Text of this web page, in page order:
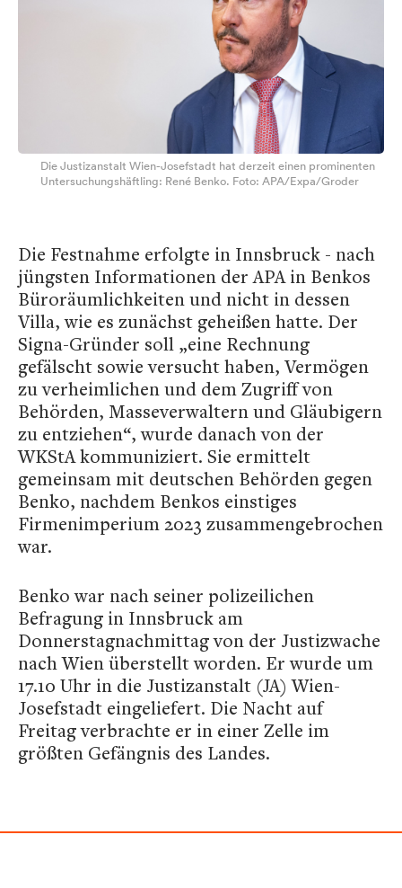
Die Justizanstalt Wien-Josefstadt hat derzeit einen prominenten
Untersuchungshäftling: René Benko. Foto: APA/Expa/Groder
Die Festnahme erfolgte in Innsbruck - nach
jüngsten Informationen der APA in Benkos
Büroräumlichkeiten und nicht in dessen
Villa, wie es zunächst geheißen hatte. Der
Signa-Gründer soll „eine Rechnung
gefälscht sowie versucht haben, Vermögen
zu verheimlichen und dem Zugriff von
Behörden, Masseverwaltern und Gläubigern
zu entziehen“, wurde danach von der
WKStA kommuniziert. Sie ermittelt
gemeinsam mit deutschen Behörden gegen
Benko, nachdem Benkos einstiges
Firmenimperium 2023 zusammengebrochen
war.
Benko war nach seiner polizeilichen
Befragung in Innsbruck am
Donnerstagnachmittag von der Justizwache
nach Wien überstellt worden. Er wurde um
17.10 Uhr in die Justizanstalt (JA) Wien-
Josefstadt eingeliefert. Die Nacht auf
Freitag verbrachte er in einer Zelle im
größten Gefängnis des Landes.